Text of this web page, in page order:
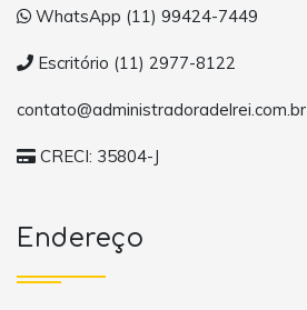
WhatsApp (11) 99424-7449
Escritório (11) 2977-8122
contato@administradoradelrei.com.br
CRECI: 35804-J
Endereço